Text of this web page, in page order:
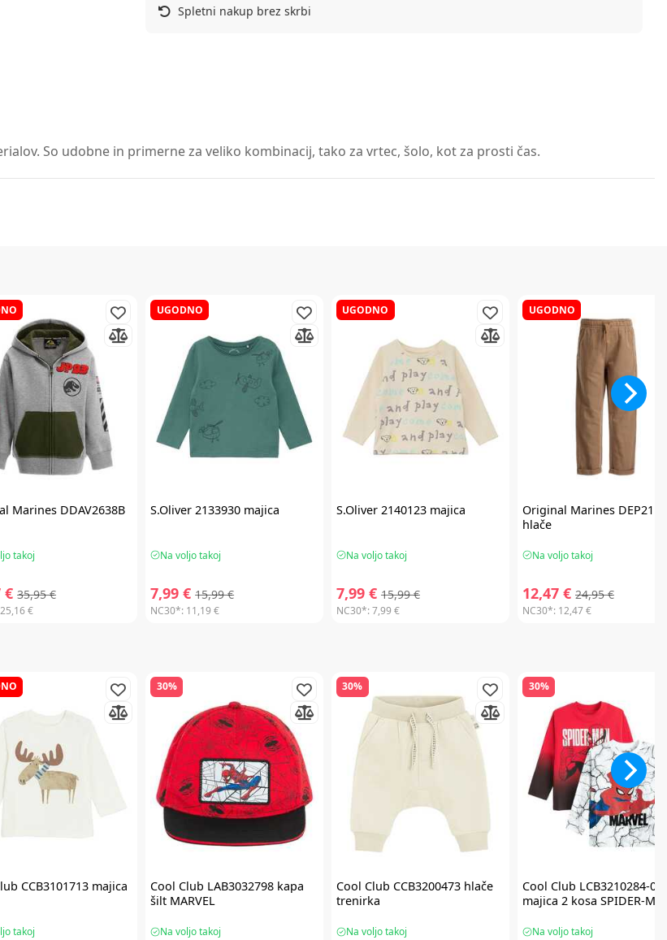
Spletni nakup brez skrbi
So udobne in primerne za veliko kombinacij, tako za vrtec, šolo, kot za prosti čas.
Marines DDAV2638B
takoj
€ 35,95 €
25,16 €
UGODNO
S.Oliver 2133930 majica
Na voljo takoj
7,99 € 15,99 €
NC30*: 11,19 €
UGODNO
S.Oliver2140123 majica
Na voljo takoj
7,99 € 15,99 €
NC30*:7,99 €
UGODNO
Original Marines
hlače
Na voljo takoj
12,47 € 24,95 €
NC30*: 12,47 €
CCB3101713 majica
takoj
30%
Cool Club LAB3032798 kapa
šilt MARVEL
Na voljo takoj
30%
Cool Club CCB3200473 hlače
trenirka
Na voljo takoj
30%
Cool Club LCB3210284-00
majica 2 kosa SPIDER-
Na voljo takoj